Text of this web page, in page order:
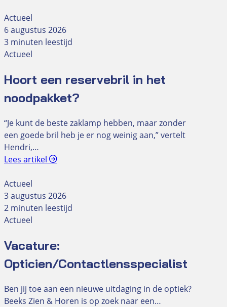
Actueel
6 augustus 2026
3 minuten leestijd
Actueel
Hoort een reservebril in het
noodpakket?
“Je kunt de beste zaklamp hebben, maar zonder
een goede bril heb je er nog weinig aan,” vertelt
Hendri,…
Lees artikel
Actueel
3 augustus 2026
2 minuten leestijd
Actueel
Vacature:
Opticien/Contactlensspecialist
Ben jij toe aan een nieuwe uitdaging in de optiek?
Beeks Zien & Horen is op zoek naar een…